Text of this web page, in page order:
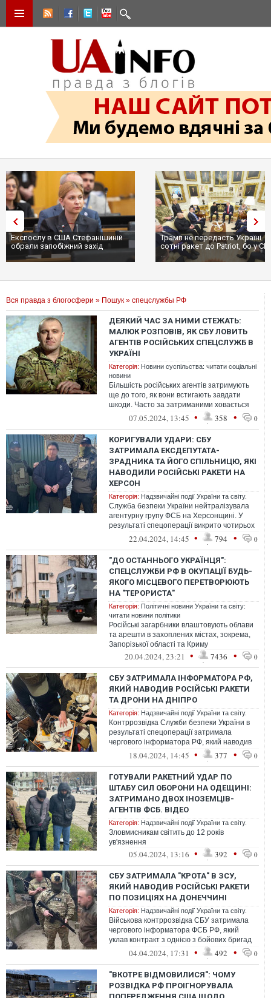
Експослу в США Стефанішиній
обрали запобіжний захід
Трамп не передасть Україні
сотні ракет до Patriot, бо у
...
Вся правда з блогосфери » Пошук » спецслужбы РФ
ДЕЯКИЙ ЧАС ЗА НИМИ СТЕЖАТЬ:
МАЛЮК РОЗПОВІВ, ЯК СБУ ЛОВИТЬ
АГЕНТІВ РОСІЙСЬКИХ СПЕЦСЛУЖБ В
УКРАЇНІ
Категорія: Новини суспільства: читати соціальні
новини
Більшість російських агентів затримують
ще до того, як вони встигають завдати
шкоди. Часто за затриманими ховається
ціла мережа
07.05.2024, 13:45 • 358 • 0
КОРИГУВАЛИ УДАРИ: СБУ
ЗАТРИМАЛА ЕКСДЕПУТАТА-
ЗРАДНИКА ТА ЙОГО СПІЛЬНИЦЮ, ЯКІ
НАВОДИЛИ РОСІЙСЬКІ РАКЕТИ НА
ХЕРСОН
Категорія: Надзвичайні події України та світу.
Служба безпеки України нейтралізувала
агентурну групу ФСБ на Херсонщині. У
результаті спецоперації викрито чотирьох
учасників ворожої групи, які кориг...
22.04.2024, 14:45 • 794 • 0
"ДО ОСТАННЬОГО УКРАЇНЦЯ":
СПЕЦСЛУЖБИ РФ В ОКУПАЦІЇ БУДЬ-
ЯКОГО МІСЦЕВОГО ПЕРЕТВОРЮЮТЬ
НА "ТЕРОРИСТА"
Категорія: Політичні новини України та світу:
читати новини політики
Російські загарбники влаштовують облави
та арешти в захоплених містах, зокрема,
Запорізької області та Криму
20.04.2024, 23:21 • 7436 • 0
СБУ ЗАТРИМАЛА ІНФОРМАТОРА РФ,
ЯКИЙ НАВОДИВ РОСІЙСЬКІ РАКЕТИ
ТА ДРОНИ НА ДНІПРО
Категорія: Надзвичайні події України та світу.
Контррозвідка Служби безпеки України в
результаті спецоперації затримала
чергового інформатора РФ, який наводив
російські ракети та безпілотники на Дн...
18.04.2024, 14:45 • 377 • 0
ГОТУВАЛИ РАКЕТНИЙ УДАР ПО
ШТАБУ СИЛ ОБОРОНИ НА ОДЕЩИНІ:
ЗАТРИМАНО ДВОХ ІНОЗЕМЦІВ-
АГЕНТІВ ФСБ. ВІДЕО
Категорія: Надзвичайні події України та світу.
Зловмисникам світить до 12 років
ув'язнення
05.04.2024, 13:16 • 392 • 0
СБУ ЗАТРИМАЛА "КРОТА" В ЗСУ,
ЯКИЙ НАВОДИВ РОСІЙСЬКІ РАКЕТИ
ПО ПОЗИЦІЯХ НА ДОНЕЧЧИНІ
Категорія: Надзвичайні події України та світу.
Військова контррозвідка СБУ затримала
чергового інформатора ФСБ РФ, який
уклав контракт з однією з бойових бригад
Сил оборони та коригував ворожі раке...
04.04.2024, 17:31 • 492 • 0
"ВКОТРЕ ВІДМОВИЛИСЯ": ЧОМУ
РОЗВІДКА РФ ПРОІГНОРУВАЛА